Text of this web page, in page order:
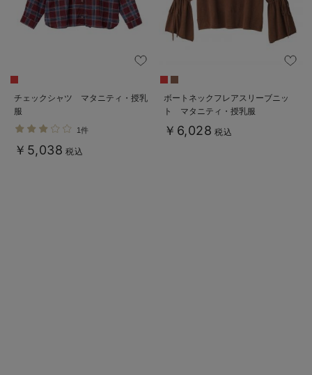
チェックシャツ マタニティ・授乳
服
1件
￥5,038 税込
ボートネックフレアスリーブニッ
ト マタニティ・授乳服
￥6,028 税込